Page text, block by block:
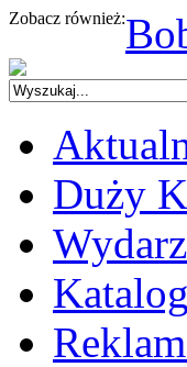
Zobacz również:
Duży